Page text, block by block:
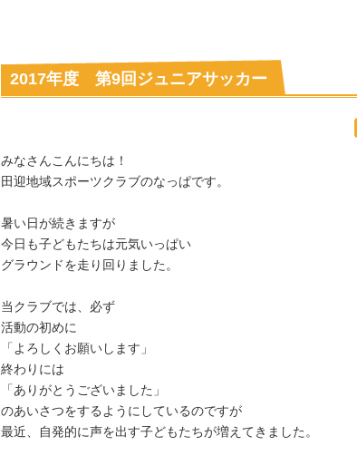
2017年度 第9回ジュニアサッカー
みなさんこんにちは！
田迎地域スポーツクラブのなっぱです。
暑い日が続きますが
今日も子どもたちは元気いっぱい
グラウンドを走り回りました。
当クラブでは、必ず
活動の初めに
「よろしくお願いします」
終わりには
「ありがとうございました」
のあいさつをするようにしているのですが
最近、自発的に声を出す子どもたちが増えてきました。